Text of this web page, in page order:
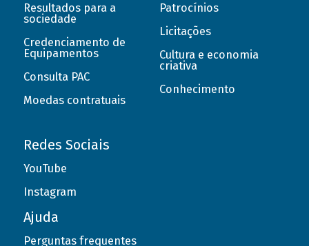
Resultados para a
sociedade
Credenciamento de
Equipamentos
Consulta PAC
Moedas contratuais
Patrocínios
Licitações
Cultura e economia
criativa
Conhecimento
Redes Sociais
YouTube
Instagram
Ajuda
Perguntas frequentes